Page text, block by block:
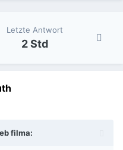
Letzte Antwort
2 Std
filma: